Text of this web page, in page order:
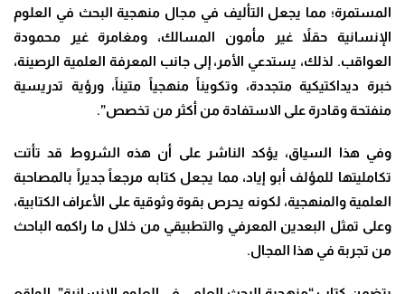
المستمرة؛ مما يجعل التأليف في مجال منهجية البحث في العلوم
الإنسانية حقلاً غير مأمون المسالك، ومغامرة غير محمودة
العواقب. لذلك، يستدعي الأمر، إلى جانب المعرفة العلمية الرصينة،
خبرة ديداكتيكية متجددة، وتكويناً منهجياً متيناً، ورؤية تدريسية
منفتحة وقادرة على الاستفادة من أكثر من تخصص”.
وفي هذا السياق، يؤكد الناشر على أن هذه الشروط قد تأتت
تكامليتها للمؤلف أبو إياد، مما يجعل كتابه مرجعاً جديراً بالمصاحبة
العلمية والمنهجية، لكونه يحرص بقوة وثوقية على الأعراف الكتابية،
وعلى تمثل البعدين المعرفي والتطبيقي من خلال ما راكمه الباحث
من تجربة في هذا المجال.